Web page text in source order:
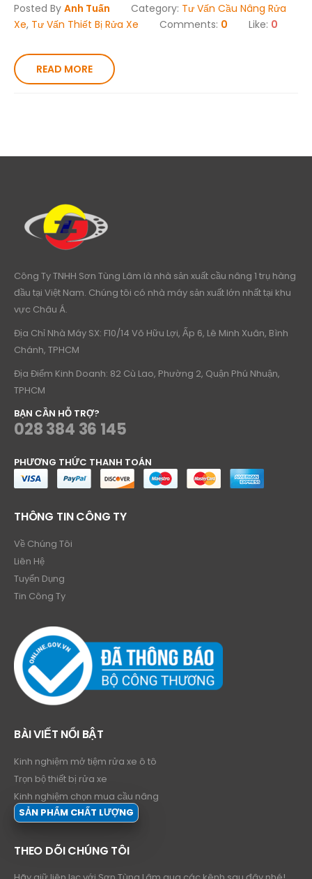
Posted By Anh Tuấn Category: Tư Vấn Cầu Nâng Rửa
Xe, Tư Vấn Thiết Bị Rửa Xe Comments: 0 Like: 0
READ MORE
Công Ty TNHH Sơn Tùng Lâm là nhà sản xuất cầu nâng 1 trụ hàng
đầu tại Việt Nam. Chúng tôi có nhà máy sản xuất lớn nhất tại khu
vực Châu Á.
Địa Chỉ Nhà Máy SX: F10/14 Võ Hữu Lợi, Ấp 6, Lê Minh Xuân, Bình
Chánh, TPHCM
Địa Điểm Kinh Doanh: 82 Cù Lao, Phường 2, Quận Phú Nhuận,
TPHCM
BẠN CẦN HỖ TRỢ?
028 384 36 145
PHƯƠNG THỨC THANH TOÁN
THÔNG TIN CÔNG TY
Về Chúng Tôi
Liên Hệ
Tuyển Dụng
Tin Công Ty
BÀI VIẾT NỔI BẬT
Kinh nghiệm mở tiệm rửa xe ô tô
Trọn bộ thiết bị rửa xe
Kinh nghiệm chọn mua cầu nâng
SẢN PHẨM CHẤT LƯỢNG
THEO DÕI CHÚNG TÔI